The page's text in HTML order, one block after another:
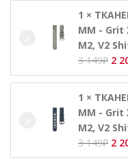
2
1 ×
ММ - Grit
M2, V2
3 149₽
3
2
1 ×
ММ - Grit
M2, V2
3 149₽ 2